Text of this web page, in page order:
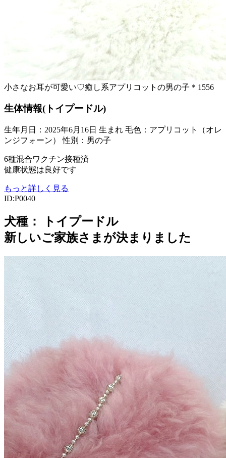
小さなお耳が可愛い♡癒し系アプリコットの男の子＊1556
生体情報(トイプードル)
生年月日：2025年6月16日 生まれ 毛色：アプリコット（オレ
ンジフォーン）
性別：男の子
6種混合ワクチン接種済
健康状態は良好です
もっと詳しく見る
ID:P0040
犬種：
トイプードル
新しいご家族さまが決まりました